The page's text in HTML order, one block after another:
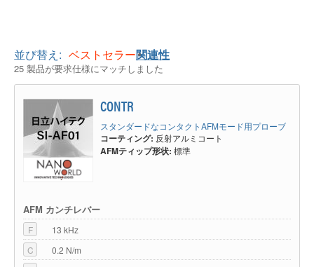
た、環境制御型SPMの開発によって、特殊環境下での測定にも対応するよ
うになりました。
さらに、カンチレバーをバキューム吸着する機能を備えた大型試料に対応し
た大型ステージ機、省スペースでかつ革新的な自己検知カンチレバーを採用
した扱いやすい簡易型SPM、スタンドアロン型装置など、市場のニーズに
応じた製品群を拡充しました。日立ハイテク社は、プローブ顕微鏡を、より
一般的な表面分析手法として定着させユーザー層の拡大に大きく貢献しまし
た。
2000年代以降は、高性能化と操作性向上を進めながら、近年では光熱励振
機能を搭載したSPMシリーズも発表しています。
告知されました。
日立ハイテクSPM
日立ハイテク製SPMにおいては、コンタクトモードがSPMの基礎となる測
定モードであることからコンタクトモードをコンタクトAFM（もしくは単
並び替え: ベストセラー関連性
25 製品が要求仕様にマッチしました
CONTR
スタンダードなコンタクトAFMモード用プローブ
コーティング: 反射アルミコート
AFMティップ形状: 標準
AFM カンチレバー
F
13 kHz
C
0.2 N/m